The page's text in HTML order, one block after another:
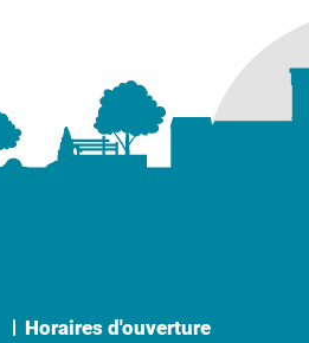
Horaires d'ouverture